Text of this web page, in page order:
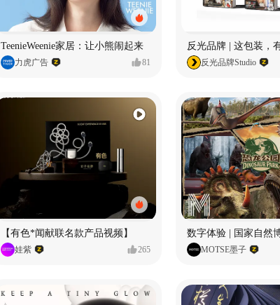
TeenieWeenie家居：让小熊闹起来
力虎广告 81
反光品牌 | 这包装，
反光品牌Studio
【有色*闻献联名款产品视频】
娃紫 265 MOTSE墨子